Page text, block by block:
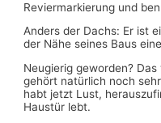
Reviermarkierung und
Anders der Dachs: Er ist
der Nähe seines Baus
Neugierig geworden?
gehört natürlich noch
habt jetzt Lust,
Haustür lebt.